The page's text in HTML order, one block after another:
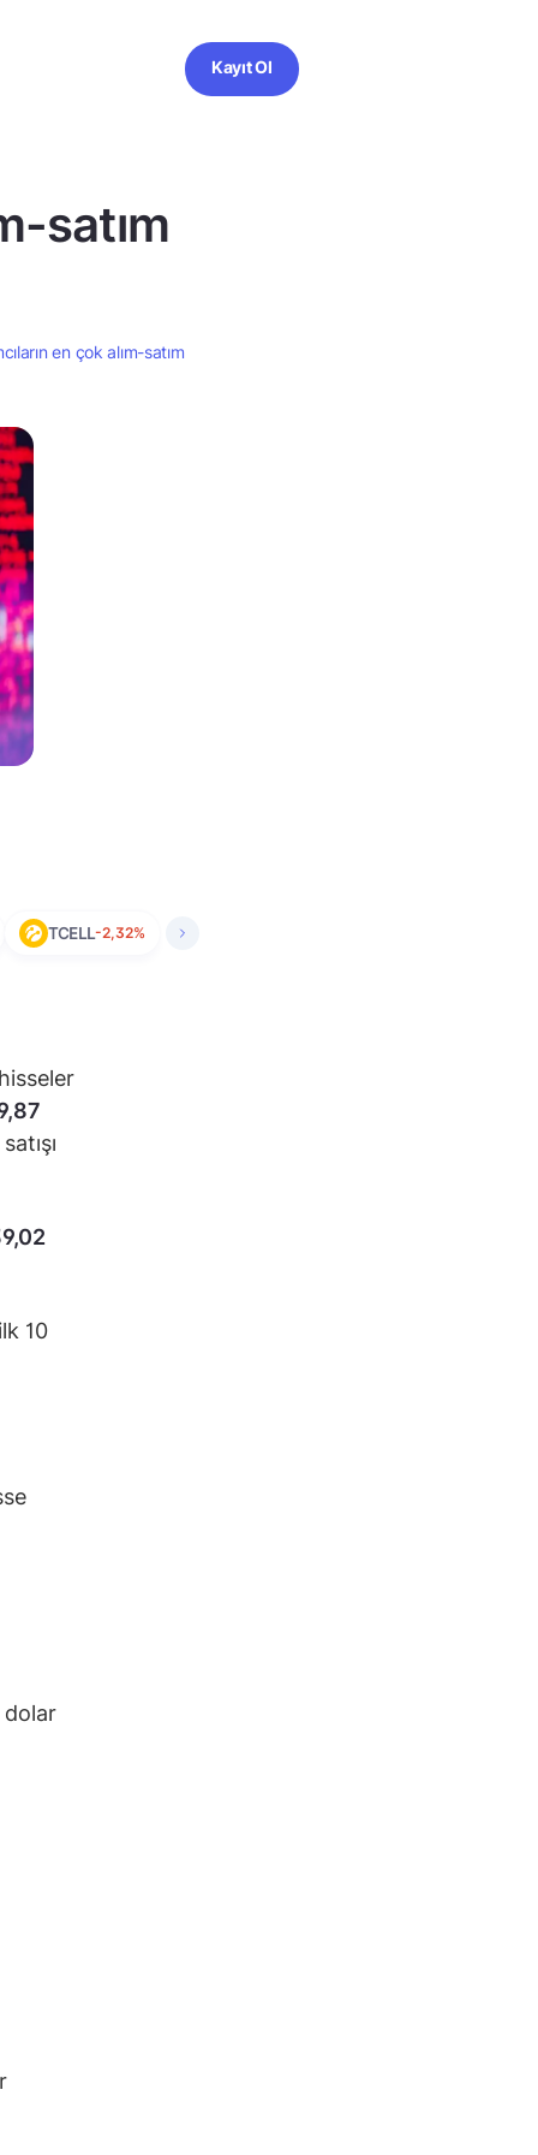
Kayıt Ol
satım
en çok alım-satım
TCELL-2,32%
10
dolar